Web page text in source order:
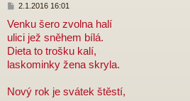
P
í
s
p
v
k
2.1.2016 16:01
Venku šero zvolna halí
ulici jež sněhem bílá.
Dieta to trošku kalí,
laskominky žena skryla.
Nový rok je svátek štěstí,